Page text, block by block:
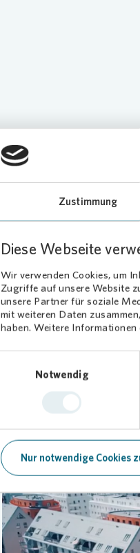
Zustimmung
Diese Webseite
Wir verwenden Cookies, um
Zugriffe auf unsere Website
unsere Partner für soziale
mit weiteren Daten
haben. Weitere Informationen
Notwendig
Nur notwendige Cookies
Stabil,
Seit über hundert Jahren
gemeinsam gestalten.